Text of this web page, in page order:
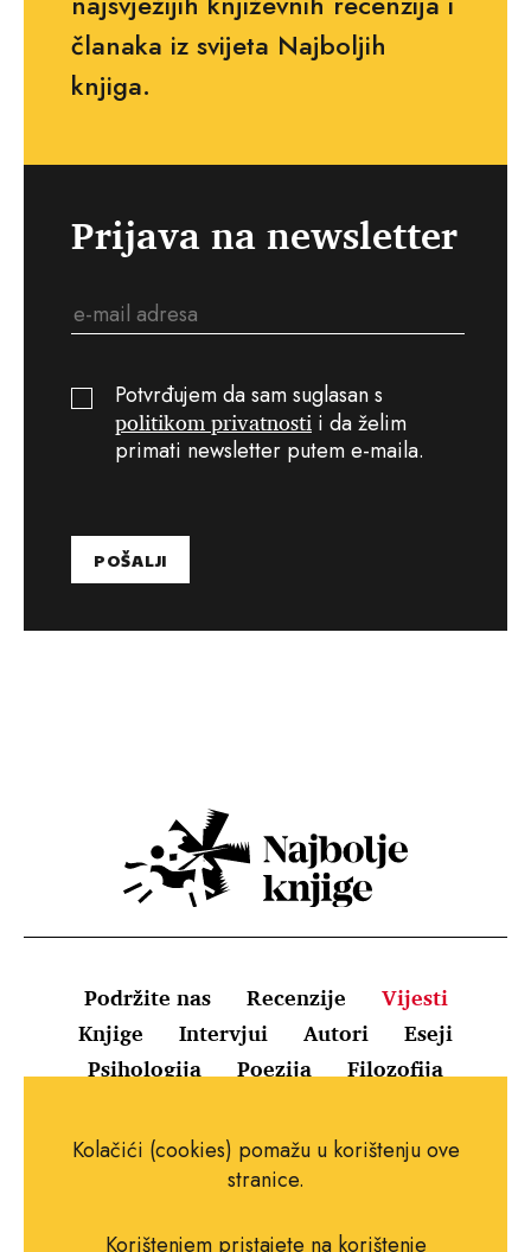
članaka iz svijeta Najboljih
knjiga.
Prijava na newsletter
Potvrđujem da sam suglasan s
politikom privatnosti i da želim
primati newsletter putem e-maila.
Podržite nas Recenzije
Vijesti
Knjige
Intervjui Autori
Eseji
Psihologija
Poezija Filozofija
Uvjeti korištenja
Pravila o kolačićima
Impressum
Kolačići (cookies) pomažu u korištenju ove
stranice.
Korištenjem pristajete na korištenje